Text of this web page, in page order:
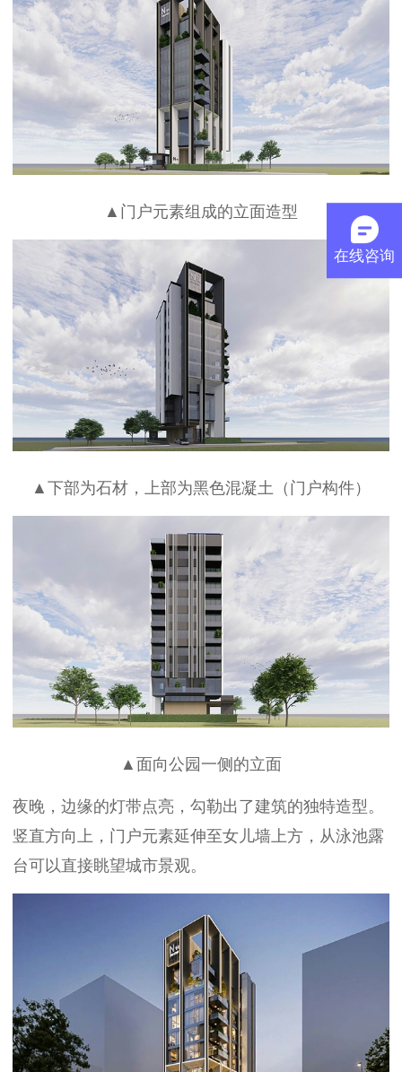
▲门户元素组成的立面造型
▲下部为石材，上部为黑色混凝土（门户构件）
▲面向公园一侧的立面
夜晚，边缘的灯带点亮，勾勒出了建筑的独特造型。
竖直方向上，门户元素延伸至女儿墙上方，从泳池露
台可以直接眺望城市景观。
在线咨询